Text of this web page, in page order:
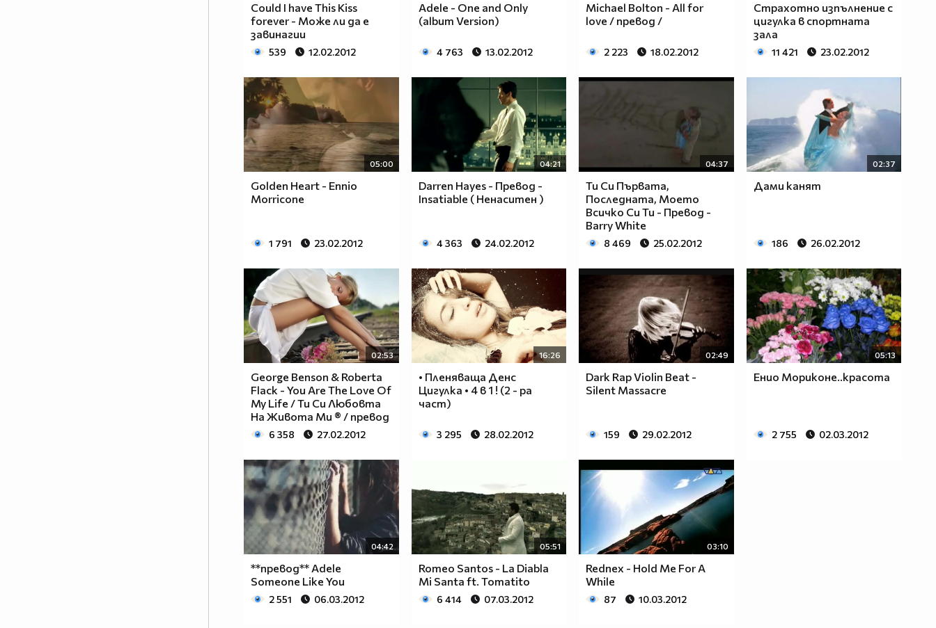
Could I have This Kiss
forever - Може ли да е
завинагии
539 12.02.2012
Adele - One and Only
(album Version)
4 763 13.02.2012
Michael Bolton - All for
love / превод /
2 223 18.02.2012
Страхотно изпълнение с
цигулка в спортната
зала
11 421 23.02.2012
05:00
Golden Heart - Еnnio
Mоrricone
1 791 23.02.2012
04:21
Darren Hayes - Превод -
Insatiable ( Ненаситен )
4 363 24.02.2012
04:37
Ти Си Първата,
Последната, Моето
Всичко Си Ти - Превод -
Barry White
8 469 25.02.2012
02:37
Дами канят
186 26.02.2012
02:53
George Benson & Roberta
Flack - You Are The Love Of
My Life / Ти Си Любовта
На Живота Ми ® / превод
6 358 27.02.2012
16:26
• Пленяваща Денс
Цигулка • 4 в 1 ! (2 - ра
част)
3 295 28.02.2012
02:49
Dark Rap Violin Beat -
Silent Massacre
159 29.02.2012
05:13
Енио Мориконе..красота
2 755 02.03.2012
04:42
**превод** Adele
Someone Like You
2 551 06.03.2012
05:51
Romeo Santos - La Diabla
Mi Santa ft. Tomatito
6 414 07.03.2012
03:10
Rednex - Hold Me For A
While
87 10.03.2012